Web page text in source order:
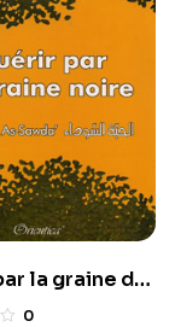
la graine de
0